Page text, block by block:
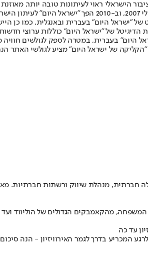
הישראלי ראוי לעיתונות טובה יותר,
תשלום. המהדורה המודפסת הראשונה פורסמה
הדיגיטל של "ישראל היום" כוללות ערוצי
"ישראל היום" בעברית, במטרה לספק לגולשים
של ישראל היום" מציע לגולשי האתר
חברתית, מנהלת שיווק ורשתות חברתיות.
המשפחה, מהקאמבקים הגדולים של הוליווד
עד כה
המכריע בדרך לגמר האירוויזיון - הנה